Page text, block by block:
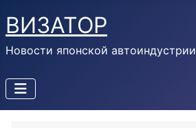
ВИЗАТОР
Новости японской автоиндустрии